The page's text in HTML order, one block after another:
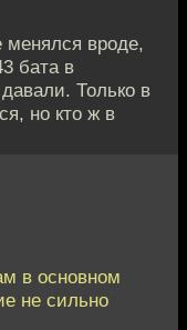
менялся вроде,
бата в
Только в
но кто ж в
в основном
не сильно